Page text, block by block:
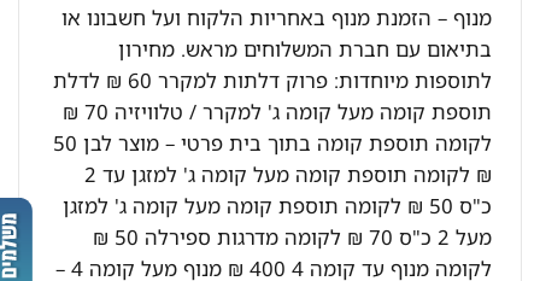
מנוף – הזמנת מנוף באחריות הלקוח ועל חשבונו או
בתיאום עם חברת המשלוחים מראש. מחירון
לתוספות מיוחדות: פרוק דלתות למקרר 60 ₪ לדלת
תוספת קומה מעל קומה ג' למקרר / טלוויזיה 70 ₪
לקומה תוספת קומה בתוך בית פרטי – מוצר לבן 50
₪ לקומה תוספת קומה מעל קומה ג' למזגן עד 2
כ"ס 50 ₪ לקומה תוספת קומה מעל קומה ג' למזגן
מעל 2 כ"ס 70 ₪ לקומה מדרגות ספירלה 50 ₪
לקומה מנוף עד קומה 4 400 ₪ מנוף מעל קומה 4 –